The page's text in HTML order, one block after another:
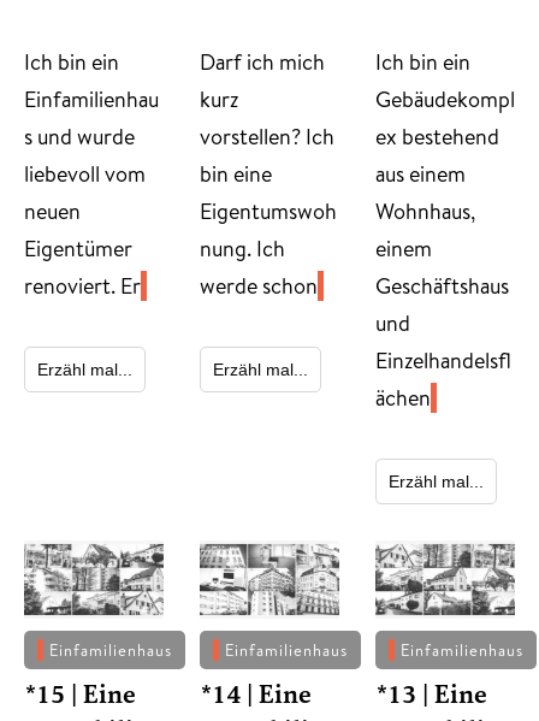
​Ich bin ein
Einfamilienhau
s und wurde
liebevoll vom
neuen
Eigentümer
renoviert. Er
Erzähl mal...
Darf ich mich
kurz
vorstellen? Ich
bin eine
Eigentumswoh
nung. Ich
werde schon
Erzähl mal...
Ich bin ein
Gebäudekompl
ex bestehend
aus einem
Wohnhaus,
einem
Geschäftshaus
und
Einzelhandelsfl
ächen
Erzähl mal...
Einfamilienhaus
*15 | Eine
Einfamilienhaus
*14 | Eine
Einfamilienhaus
*13 | Eine